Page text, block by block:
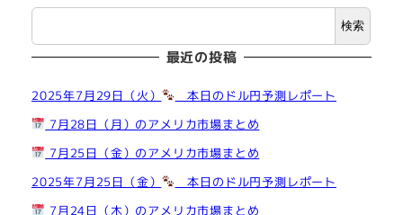
検索
最近の投稿
2025年7月29日（火）
本日のドル円予測レポート
7月28日（月）のアメリカ市場まとめ
7月25日（金）のアメリカ市場まとめ
2025年7月25日（金）
本日のドル円予測レポート
7月24日（木）のアメリカ市場まとめ